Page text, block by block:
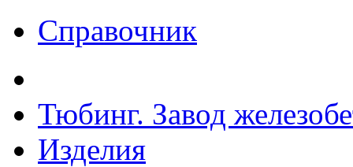
Справочник
Тюбинг. Завод
Изделия